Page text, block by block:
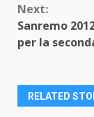
Next:
Sanremo
per la
RELATED